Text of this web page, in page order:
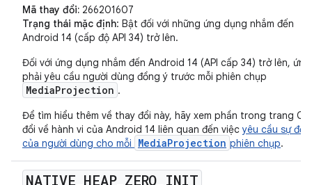
Mã thay đổi: 266201607
Trạng thái mặc định: Bật đối với những ứng dụng nhắm đến
Android 14 (cấp độ API 34) trở lên.
Đối với ứng dụng nhắm đến Android 14 (API cấp 34) trở lên,
phải yêu cầu người dùng đồng ý trước mỗi phiên chụp
MediaProjection .
Để tìm hiểu thêm về thay đổi này, hãy xem phần trong trang
đổi về hành vi của Android 14 liên quan đến việcyêu cầu sự
của người dùng cho mỗi
MediaProjection phiên chụp.
NATIVE HEAP_ ZERO INIT